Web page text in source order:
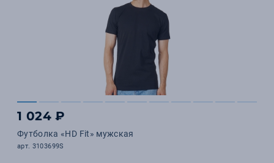
1 024 ₽
Футболка «HD Fit» мужская
арт. 3103699S